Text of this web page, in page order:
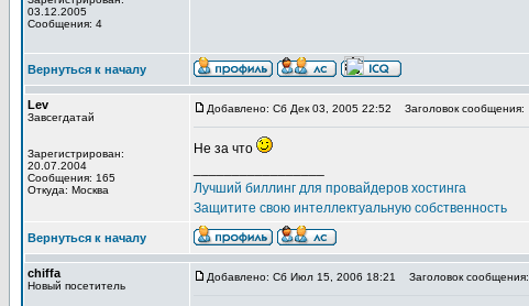
03.12.2005
Сообщения: 4
Вернуться к началу
Lev
Завсегдатай
Зарегистрирован:
20.07.2004
Сообщения: 165
Откуда: Москва
Добавлено: Сб Дек 03, 2005 22:52 Заголовок сообщения:
Не за что
Лучший биллинг для провайдеров хостинга
Защитите свою интеллектуальную собственность
Вернуться к началу
chiffa
Новый посетитель
Добавлено: Сб Июл 15, 2006 18:21 Заголовок сообщения: